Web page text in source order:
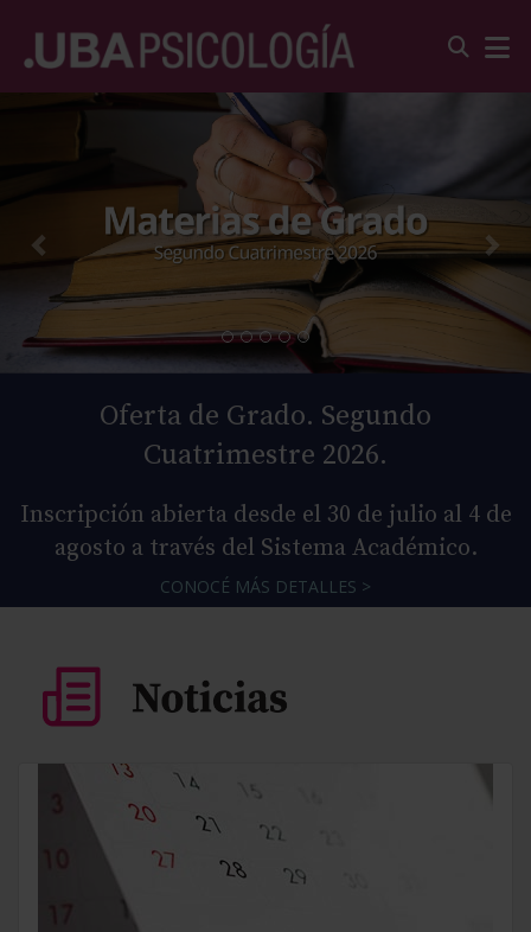
Oferta de Grado. Segundo
Cuatrimestre 2026.
Inscripción abierta desde el 30 de julio al 4 de
agosto a través del Sistema Académico.
CONOCÉ MÁS DETALLES >